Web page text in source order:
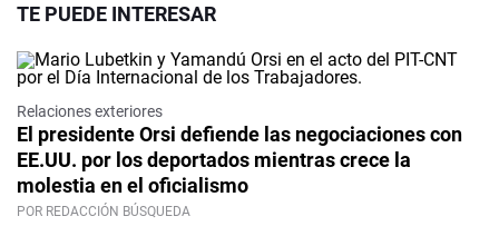
TE PUEDE INTERESAR
Relaciones exteriores
El presidente Orsi defiende las negociaciones con
EE.UU. por los deportados mientras crece la
molestia en el oficialismo
POR REDACCIÓN BÚSQUEDA